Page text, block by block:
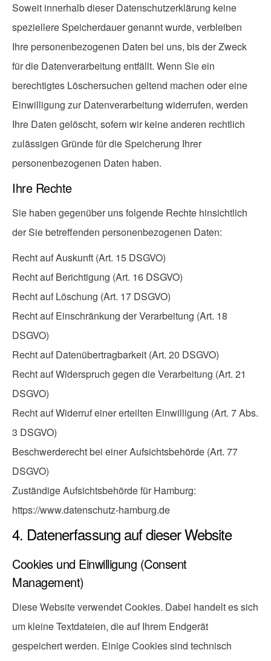
Soweit innerhalb dieser Datenschutzerklärung keine
speziellere Speicherdauer genannt wurde, verbleiben
Ihre personenbezogenen Daten bei uns, bis der Zweck
für die Datenverarbeitung entfällt. Wenn Sie ein
berechtigtes Löschersuchen geltend machen oder eine
Einwilligung zur Datenverarbeitung widerrufen, werden
Ihre Daten gelöscht, sofern wir keine anderen rechtlich
zulässigen Gründe für die Speicherung Ihrer
personenbezogenen Daten haben.
Ihre Rechte
Sie haben gegenüber uns folgende Rechte hinsichtlich
der Sie betreffenden personenbezogenen Daten:
Recht auf Auskunft (Art. 15 DSGVO)
Recht auf Berichtigung (Art. 16 DSGVO)
Recht auf Löschung (Art. 17 DSGVO)
Recht auf Einschränkung der Verarbeitung (Art. 18
DSGVO)
Recht auf Datenübertragbarkeit (Art. 20 DSGVO)
Recht auf Widerspruch gegen die Verarbeitung (Art. 21
DSGVO)
Recht auf Widerruf einer erteilten Einwilligung (Art. 7 Abs.
3 DSGVO)
Beschwerderecht bei einer Aufsichtsbehörde (Art. 77
DSGVO)
Zuständige Aufsichtsbehörde für Hamburg:
https://www.datenschutz-hamburg.de
4. Datenerfassung auf dieser Website
Cookies und Einwilligung (Consent
Management)
Diese Website verwendet Cookies. Dabei handelt es sich
um kleine Textdateien, die auf Ihrem Endgerät
gespeichert werden. Einige Cookies sind technisch